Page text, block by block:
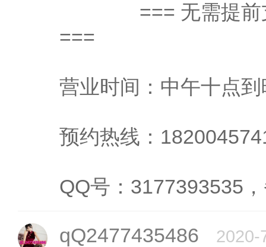
=== 无需提前支
===
营业时间：中午十点
预约热线：
QQ号：3177393535
qQ2477435486 2020-